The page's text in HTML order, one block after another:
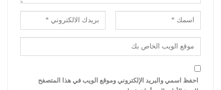
احفظ اسمي والبريد الإلكتروني وموقع الويب في هذا المتصفح